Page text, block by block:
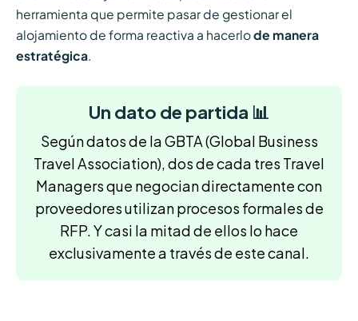
herramienta que permite pasar de gestionar el
alojamiento de forma reactiva a hacerlode manera
estratégica.
Un dato de partida 📊
Según datos de la GBTA (Global Business
Travel Association), dos de cada tres Travel
Managers que negocian directamente con
proveedores utilizan procesos formales de
RFP. Y casi la mitad de ellos lo hace
exclusivamente a través de este canal.